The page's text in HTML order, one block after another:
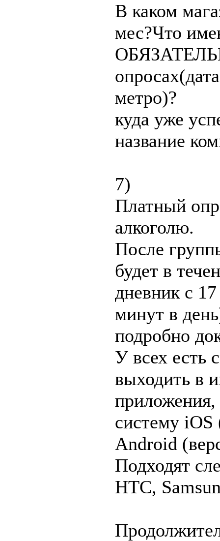
В каком
мес?Что
метро)?
куда уже
название
7)
Платный
алкоголю.
После
будет в
дневник с
минут в
подробно
У всех есть
выходить в
приложения,
систему
Android
Подходят
HTC,